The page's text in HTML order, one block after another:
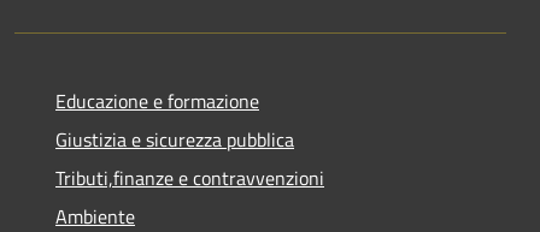
Educazione e formazione
Giustizia e sicurezza pubblica
Tributi,finanze e contravvenzioni
Ambiente